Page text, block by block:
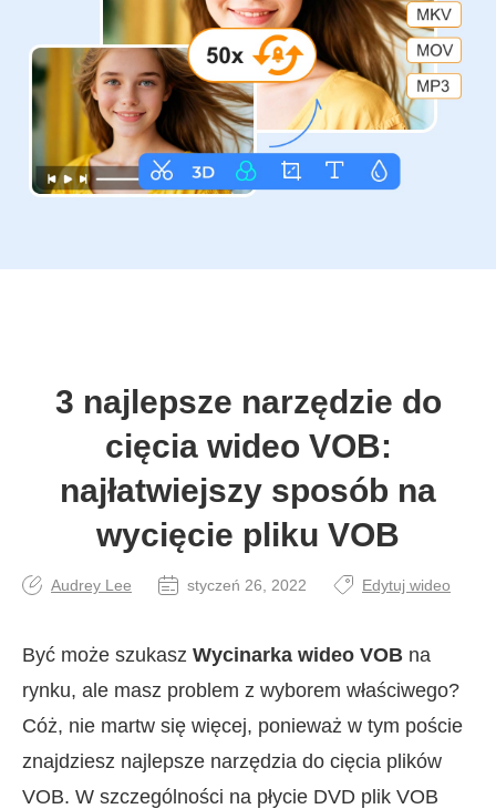
3 najlepsze narzędzie do
cięcia wideo VOB:
najłatwiejszy sposób na
wycięcie pliku VOB
Audrey Lee styczeń 26, 2022 Edytuj wideo
Być może szukasz Wycinarka wideo VOB na
rynku, ale masz problem z wyborem właściwego?
Cóż, nie martw się więcej, ponieważ w tym poście
znajdziesz najlepsze narzędzia do cięcia plików
VOB. W szczególności na płycie DVD plik VOB